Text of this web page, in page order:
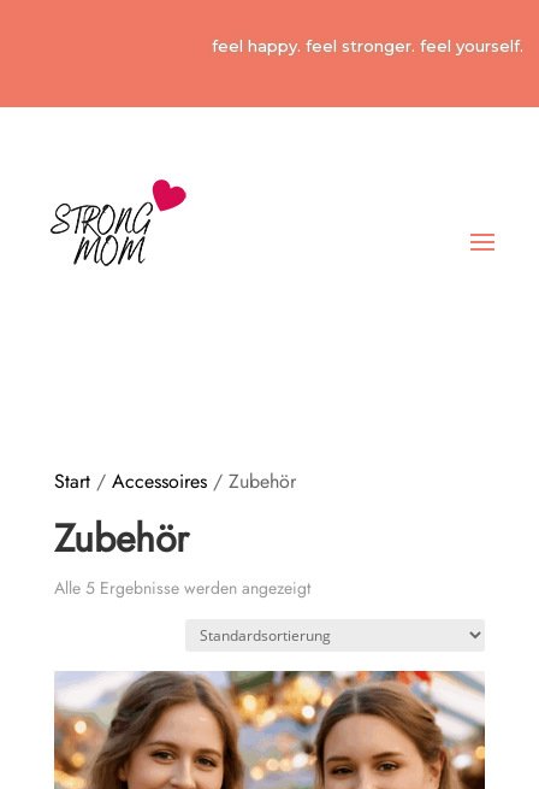
feel happy. feel stronger. feel yourself.
Start/ Accessoires/ Zubehör
Zubehör
Alle 5 Ergebnisse werden angezeigt